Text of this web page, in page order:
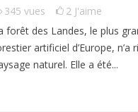
345 vues 2 J'aime
forêt des Landes, le plus
artificiel d’Europe, n’a
naturel. Elle a été...